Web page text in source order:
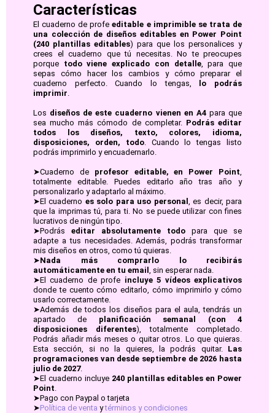
Características
El cuaderno de profeeditable e imprimible se trata de
una colección de diseños editables en Power Point
(240 plantillas editables) para que los personalices y
crees el cuaderno que tú necesitas. No te preocupes
porque todo viene explicado con detalle, para que
sepas cómo hacer los cambios y cómo preparar el
cuaderno perfecto. Cuando lo tengas, lo podrás
imprimir
Los diseños de este cuaderno vienen en A4para que
sea mucho más cómodo de completar. Podrás editar
todos los diseños, texto, colores, idioma,
disposiciones, orden, todo. Cuando lo tengas listo
podrás imprimirlo y encuadernarlo.
➤Cuaderno de profesor editable, en Power Point
totalmente editable. Puedes editarlo año tras año y
personalizarlo y adaptarlo al máximo.
➤El cuaderno es solo para uso personal , es decir, para
que la imprimas tú, para ti. No se puede utilizar con fines
lucrativos de ningún tipo.
➤Podrás editar absolutamente todo para que se
adapte a tus necesidades. Además, podrás transformar
mis diseños en otros, como tú quieras.
➤Nada más comprarlo lo recibirás
automáticamente en tu email , sin esperar nada.
➤El cuaderno de profe incluye 5 vídeos explicativos
donde te cuento cómo editarlo, cómo imprimirlo y cómo
usarlo correctamente.
➤Además de todos los diseños para el aula, tendrás un
apartado de planificación semanal (con 4
disposiciones diferentes), totalmente completado.
Podrás añadir más meses o quitar otros. Lo que quieras.
Esta sección, si no la quieres, la podrás quitar. Las
programaciones van desde septiembre de 2026 hasta
julio de 2027.
➤El cuaderno incluye 240 plantillas editables en Power
Point
➤Pago con Paypal o tarjeta
➤Política de venta ytérminos y condiciones